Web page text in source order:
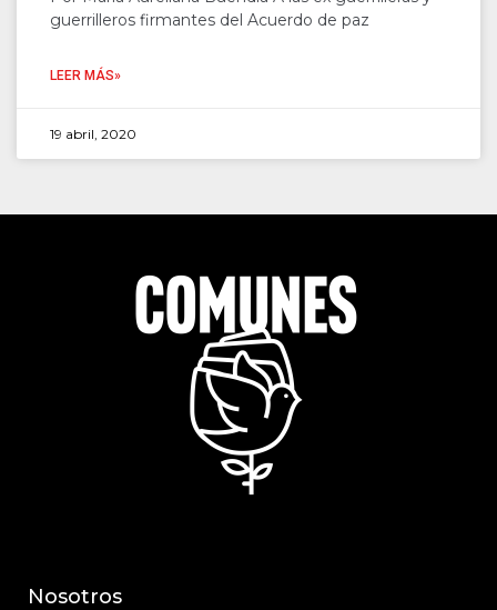
guerrilleros firmantes del Acuerdo de paz
LEER MÁS»
19 abril, 2020
Nosotros